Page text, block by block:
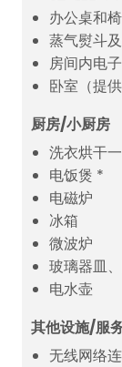
办公桌和
蒸气熨斗
房间内电
卧室（提
厨房/小厨房
洗衣烘干
电饭煲 *
电磁炉
冰箱
微波炉
玻璃器皿
电水壶
其他设施/服
无线网络